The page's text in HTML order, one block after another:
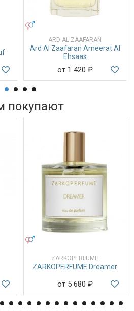
ARD AL ZAAFARAN
Ard Al Zaafaran Ameerat Al
Ehsaas
от 1 420 ₽
покупают
ZARKOPERFUME
ZARKOPERFUME Dreamer
от 5 680 ₽